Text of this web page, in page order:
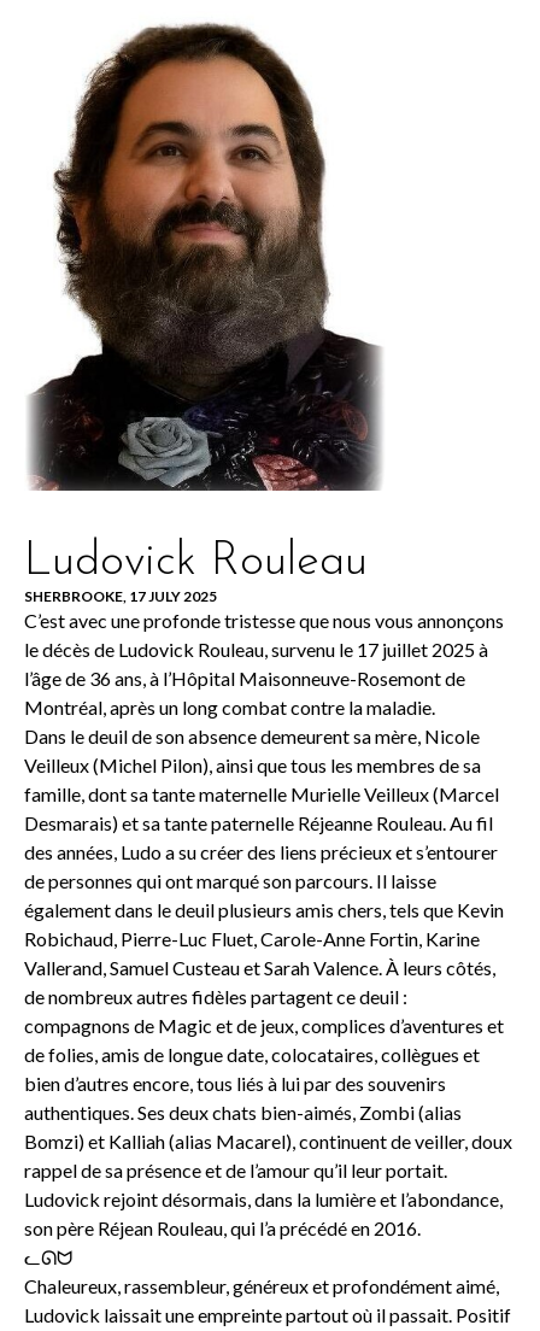
Ludovick Rouleau
SHERBROOKE, 17 JULY 2025
C’est avec une profonde tristesse que nous vous annonçons
le décès de Ludovick Rouleau, survenu le 17 juillet 2025 à
l’âge de 36 ans, à l’Hôpital Maisonneuve-Rosemont de
Montréal, après un long combat contre la maladie.
Dans le deuil de son absence demeurent sa mère, Nicole
Veilleux (Michel Pilon), ainsi que tous les membres de sa
famille, dont sa tante maternelle Murielle Veilleux (Marcel
Desmarais) et sa tante paternelle Réjeanne Rouleau. Au fil
des années, Ludo a su créer des liens précieux et s’entourer
de personnes qui ont marqué son parcours. Il laisse
également dans le deuil plusieurs amis chers, tels que Kevin
Robichaud, Pierre-Luc Fluet, Carole-Anne Fortin, Karine
Vallerand, Samuel Custeau et Sarah Valence. À leurs côtés,
de nombreux autres fidèles partagent ce deuil :
compagnons de Magic et de jeux, complices d’aventures et
de folies, amis de longue date, colocataires, collègues et
bien d’autres encore, tous liés à lui par des souvenirs
authentiques. Ses deux chats bien-aimés, Zombi (alias
Bomzi) et Kalliah (alias Macarel), continuent de veiller, doux
rappel de sa présence et de l’amour qu’il leur portait.
Ludovick rejoint désormais, dans la lumière et l’abondance,
son père Réjean Rouleau, qui l’a précédé en 2016.
ᓚᘏᗢ
Chaleureux, rassembleur, généreux et profondément aimé,
Ludovick laissait une empreinte partout où il passait. Positif